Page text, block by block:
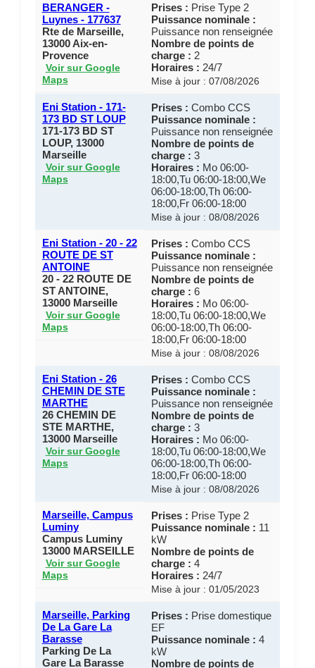
BERANGER -
Luynes - 177637
Rte de Marseille,
13000 Aix-en-
Provence
Voir sur Google
Maps
Prises : Prise Type 2
Puissance nominale :
Puissance non renseignée
Nombre de points de
charge : 2
Horaires : 24/7
Mise à jour : 07/08/2026
Eni Station - 171-
173 BD ST LOUP
171-173 BD ST
LOUP, 13000
Marseille
Voir sur Google
Maps
Prises : Combo CCS
Puissance nominale :
Puissance non renseignée
Nombre de points de
charge : 3
Horaires : Mo 06:00-
18:00,Tu 06:00-18:00,We
06:00-18:00,Th 06:00-
18:00,Fr 06:00-18:00
Mise à jour : 08/08/2026
Eni Station - 20 - 22
ROUTE DE ST
ANTOINE
20 - 22 ROUTE DE
ST ANTOINE,
13000 Marseille
Voir sur Google
Maps
Prises : Combo CCS
Puissance nominale :
Puissance non renseignée
Nombre de points de
charge : 6
Horaires : Mo 06:00-
18:00,Tu 06:00-18:00,We
06:00-18:00,Th 06:00-
18:00,Fr 06:00-18:00
Mise à jour : 08/08/2026
Eni Station - 26
CHEMIN DE STE
MARTHE
26 CHEMIN DE
STE MARTHE,
13000 Marseille
Voir sur Google
Maps
Prises : Combo CCS
Puissance nominale :
Puissance non renseignée
Nombre de points de
charge : 3
Horaires : Mo 06:00-
18:00,Tu 06:00-18:00,We
06:00-18:00,Th 06:00-
18:00,Fr 06:00-18:00
Mise à jour : 08/08/2026
Marseille, Campus
Luminy
Campus Luminy
13000 MARSEILLE
Voir sur Google
Maps
Prises : Prise Type 2
Puissance nominale : 11
kW
Nombre de points de
charge : 4
Horaires : 24/7
Mise à jour : 01/05/2023
Marseille, Parking
De La Gare La
Barasse
Parking De La
Gare La Barasse
Prises : Prise domestique
EF
Puissance nominale : 4
kW
Nombre de points de